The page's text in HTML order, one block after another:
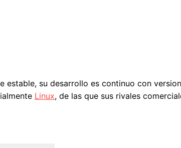
estable, su desarrollo es continuo con
Linux, de las que sus rivales